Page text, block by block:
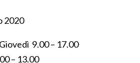
2020
9.00 – 17.00
– 13.00